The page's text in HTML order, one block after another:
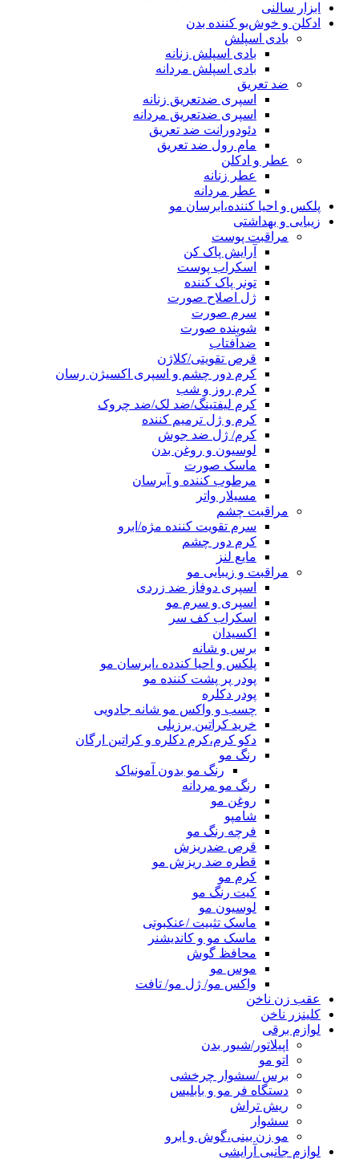
ابزار سالنی
ادکلن و خوش‌بو کننده بدن
بادی اسپلش
بادی اسپلش زنانه
بادی اسپلش مردانه
ضد تعریق
اسپری ضدتعریق زنانه
اسپری ضدتعریق مردانه
دئودورانت ضد تعریق
مام رول ضد تعریق
عطر و ادکلن
عطر زنانه
عطر مردانه
پلکس و احیا کننده،ابرسان مو
زیبایی و بهداشتی
مراقبت پوست
آرایش پاک کن
اسکراب پوست
تونر پاک کننده
ژل اصلاح صورت
سرم صورت
شوینده صورت
ضدآفتاب
قرص تقویتی/کلاژن
کرم دور چشم و اسپری اکسیژن رسان
کرم روز و شب
کرم لیفتینگ/ضد لک/ضد چروک
کرم و ژل ترمیم کننده
کرم/ ژل ضد جوش
لوسیون و روغن بدن
ماسک صورت
مرطوب کننده و آبرسان
مسیلار واتر
مراقبت چشم
سرم تقویت کننده مژه/ابرو
کرم دور چشم
مایع لنز
مراقبت و زیبایی مو
اسپری دوفاز ضد زردی
اسپری و سرم مو
اسکراب کف سر
اکسیدان
برس و شانه
پلکس و احیا کندده ،ابرسان مو
پودر پر پشت کننده مو
پودر دکلره
چسب و واکس مو شانه جادویی
خرید کراتین برزیلی
دکو کرم،کرم دکلره و کراتین ارگان
رنگ مو
رنگ مو بدون آمونیاک
رنگ مو مردانه
روغن مو
شامپو
فرچه رنگ مو
قرص ضدریزش
قطره ضد ریزش مو
کرم مو
کیت رنگ مو
لوسیون مو
ماسک تثبیت /عنکبوتی
ماسک مو و کاندیشنر
محافظ گوش
موس مو
واکس مو/ ژل مو/ تافت
عقب زن ناخن
کلینزر ناخن
لوازم برقی
اپیلاتور/شیور بدن
اتو مو
برس /سشوار چرخشی
دستگاه فر مو و بابلیس
ریش تراش
سشوار
مو زن بینی،گوش و ابرو
لوازم جانبی آرایشی